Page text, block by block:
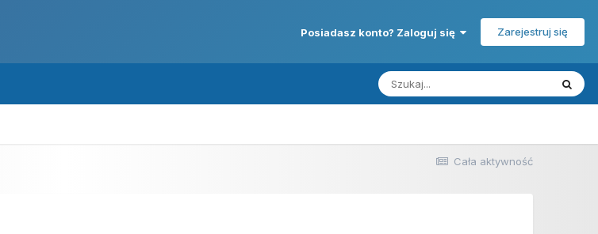
Posiadasz konto? Zaloguj się Zarejestruj się
Cała aktywność